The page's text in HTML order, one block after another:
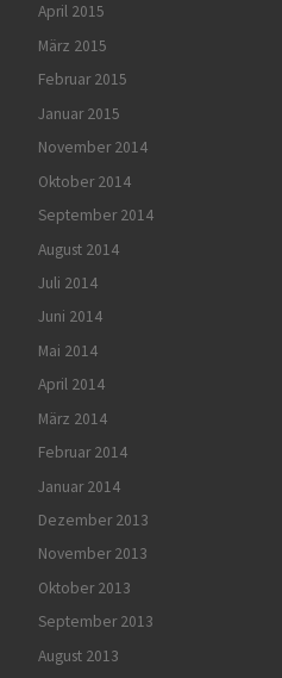
April 2015
März 2015
Februar 2015
Januar 2015
November 2014
Oktober 2014
September 2014
August 2014
Juli 2014
Juni 2014
Mai 2014
April 2014
März 2014
Februar 2014
Januar 2014
Dezember 2013
November 2013
Oktober 2013
September 2013
August 2013